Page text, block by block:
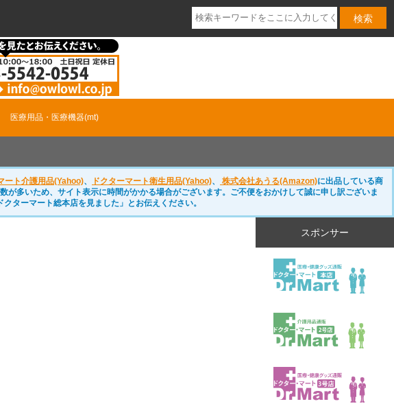
医療用品・医療機器(mt)
ート介護用品(Yahoo)、 ドクターマート衛生用品(Yahoo)、 株式会社あうる(Amazon)に出品している商
が多いため、サイト表示に時間がかかる場合がございます。ご不便をおかけして誠に申し訳ございま
ターマート総本店を見ました」とお伝えください。
スポンサー